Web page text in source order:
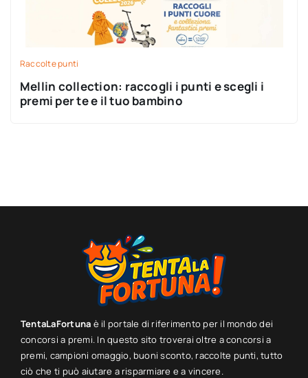
Raccolte punti
Mellin collection: raccogli i punti e scegli i
premi per te e il tuo bambino
TentaLaFortuna è il portale di riferimento per il mondo dei
concorsi a premi. In questo sito troverai oltre a concorsi a
premi, campioni omaggio, buoni sconto, raccolte punti, tutto
ciò che ti può aiutare a risparmiare e a vincere.